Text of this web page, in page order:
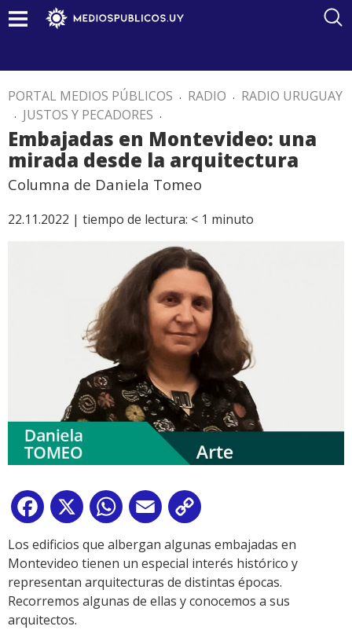
PORTAL MEDIOS PÚBLICOS . RADIO . RADIO URUGUAY
. JUSTOS Y PECADORES .
Embajadas en Montevideo: una
mirada desde la arquitectura
Columna de Daniela Tomeo
22.11.2022 | tiempo de lectura: < 1 minuto
Facebook
X WhatsApp
Email
Link
Los edificios que albergan algunas embajadas en
Montevideo tienen un especial interés histórico y
representan arquitecturas de distintas épocas.
Recorremos algunas de ellas y conocemos a sus
arquitectos.